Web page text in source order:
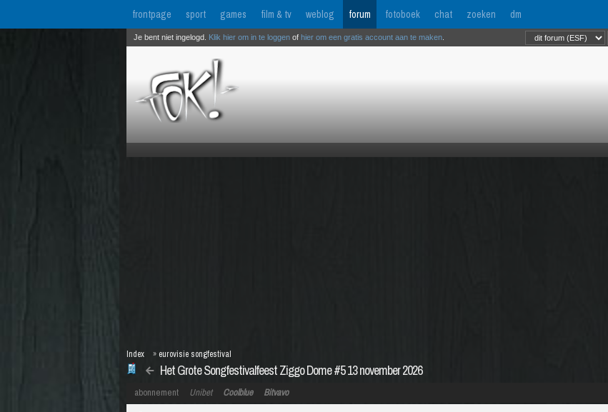
frontpage sport games film & tv weblog forum fotoboek chat zoeken dm
Je bent niet ingelogd. Klik hier om in te loggen of hier om een gratis account aan te maken
Het Grote Songfestivalfeest Ziggo Dome #5 13 november 2026
Index » eurovisie songfestival
abonnement Unibet Coolblue Bitvavo